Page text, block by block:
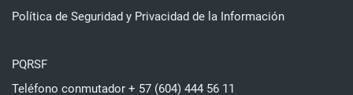
Política de Seguridad y Privacidad de la Información
PQRSF
Teléfono conmutador + 57 (604) 444 56 11